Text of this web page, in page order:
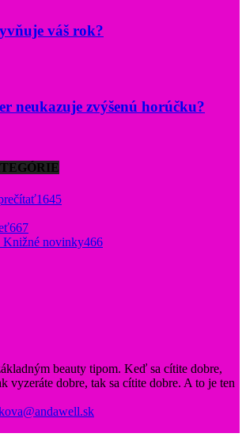
váš rok?
neukazuje zvýšenú horúčku?
1645
667
Knižné novinky466
beauty tipom. Keď sa cítite dobre,
vyzeráte dobre, tak sa cítite dobre. A to je ten